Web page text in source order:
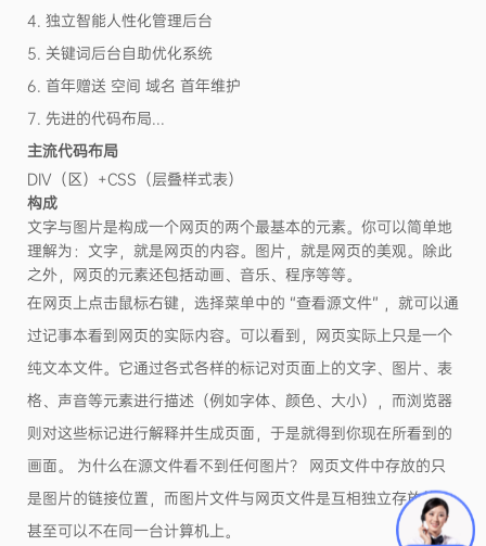
4. 独立智能人性化管理后台
5. 关键词后台自助优化系统
6. 首年赠送 空间 域名 首年维护
7. 先进的代码布局...
主流代码布局
DIV（区）+CSS（层叠样式表）
构成
文字与图片是构成一个网页的两个最基本的元素。你可以简单地
理解为：文字，就是网页的内容。图片，就是网页的美观。除此
之外，网页的元素还包括动画、音乐、程序等等。
在网页上点击鼠标右键，选择菜单中的 “查看源文件” ，就可以通
过记事本看到网页的实际内容。可以看到，网页实际上只是一个
纯文本文件。它通过各式各样的标记对页面上的文字、图片、表
格、声音等元素进行描述（例如字体、颜色、大小），而浏览器
则对这些标记进行解释并生成页面，于是就得到你现在所看到的
画面。 为什么在源文件看不到任何图片？ 网页文件中存放的只
是图片的链接位置，而图片文件与网页文件是互相独立存放的，
甚至可以不在同一台计算机上。